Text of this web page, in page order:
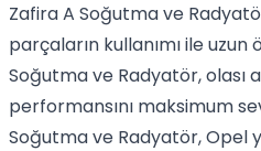
Zafira A Soğutma ve
parçaların kullanımı ile uzun
Soğutma ve Radyatör, olası
performansını maksimum
Soğutma ve Radyatör, Opel